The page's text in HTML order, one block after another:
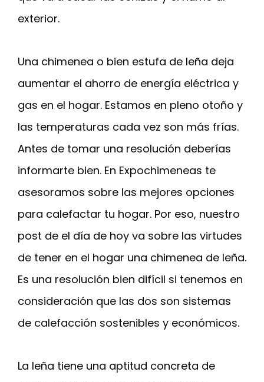
exterior.
Una chimenea o bien estufa de leña deja
aumentar el ahorro de energía eléctrica y
gas en el hogar. Estamos en pleno otoño y
las temperaturas cada vez son más frías.
Antes de tomar una resolución deberías
informarte bien. En Expochimeneas te
asesoramos sobre las mejores opciones
para calefactar tu hogar. Por eso, nuestro
post de el día de hoy va sobre las virtudes
de tener en el hogar una chimenea de leña.
Es una resolución bien difícil si tenemos en
consideración que las dos son sistemas
de calefacción sostenibles y económicos.
La leña tiene una aptitud concreta de